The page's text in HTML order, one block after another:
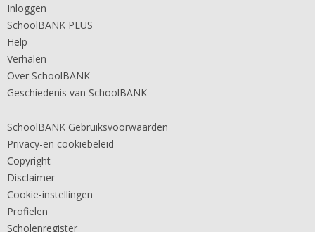
Inloggen
SchoolBANK PLUS
Help
Verhalen
Over SchoolBANK
Geschiedenis van SchoolBANK
SchoolBANK Gebruiksvoorwaarden
Privacy-en cookiebeleid
Copyright
Disclaimer
Cookie-instellingen
Profielen
Scholenregister